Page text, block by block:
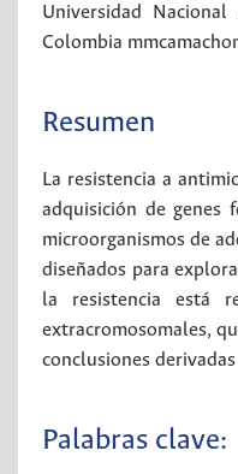
Universidad Nacional
Colombia
Resumen
La resistencia a
adquisición de genes
microorganismos de
diseñados para
la resistencia está
extracromosomales,
conclusiones
Palabras clave: